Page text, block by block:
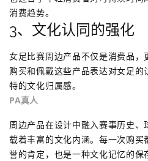
消费趋势。
3、文化认同的强化
女足比赛周边产品不仅是消费品
购买和佩戴这些产品表达对女足
特的文化归属感。
PA真人
周边产品在设计中融入赛事历史
载着丰富的文化内涵。每一次购
誉的肯定，也是一种文化记忆的保